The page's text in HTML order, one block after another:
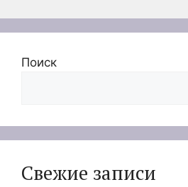
Поиск
Свежие записи